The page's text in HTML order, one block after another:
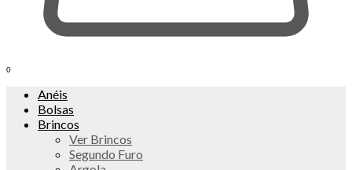
0
Anéis
Bolsas
Brincos
Ver Brincos
Segundo Furo